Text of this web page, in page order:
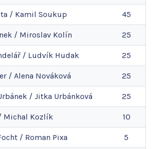
/ Kamil Soukup 45
/ Miroslav Kolín 25
/ Ludvík Hudak 25
/ Alena Nováková 25
/ Jitka Urbánková 25
Michal Kozlík 10
/ Roman Pixa 5